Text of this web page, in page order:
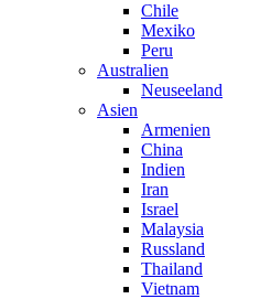
Chile
Mexiko
Peru
Australien
Neuseeland
Asien
Armenien
China
Indien
Iran
Israel
Malaysia
Russland
Thailand
Vietnam